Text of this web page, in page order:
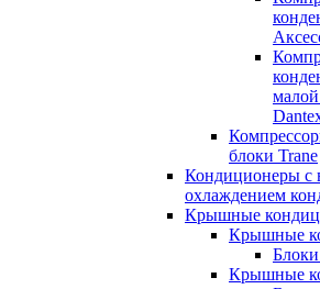
блоки Trane
Кондиционеры с
охлаждением
Крышные
Крышные
Крышные